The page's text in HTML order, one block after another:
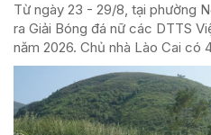
Từ ngày 23 - 29/8, tại phường
ra Giải Bóng đá nữ các DTTS
năm 2026. Chủ nhà Lào Cai có